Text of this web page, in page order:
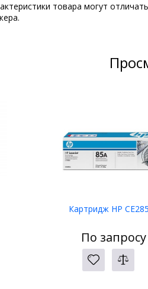
товара могут
Картридж HP
По запросу